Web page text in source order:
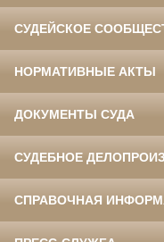
СУДЕЙСКОЕ
НОРМАТИВНЫЕ АКТЫ
ДОКУМЕНТЫ СУДА
СУДЕБНОЕ
СПРАВОЧНАЯ